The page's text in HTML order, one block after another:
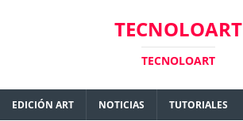
TECNOLOART
TECNOLOART
EDICIÓN ART NOTICIAS TUTORIALES